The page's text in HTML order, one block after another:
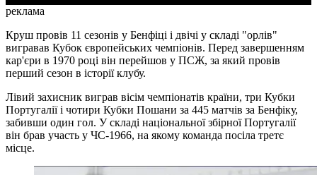
реклама
Круш провів 11 сезонів у Бенфіці і двічі у складі "орлів"
вигравав Кубок європейських чемпіонів. Перед завершенням
кар'єри в 1970 році він перейшов у ПСЖ, за який провів
перший сезон в історії клубу.
Лівий захисник виграв вісім чемпіонатів країни, три Кубки
Португалії і чотири Кубки Пошани за 445 матчів за Бенфіку,
забивши один гол. У складі національної збірної Португалії
він брав участь у ЧС-1966, на якому команда посіла третє
місце.